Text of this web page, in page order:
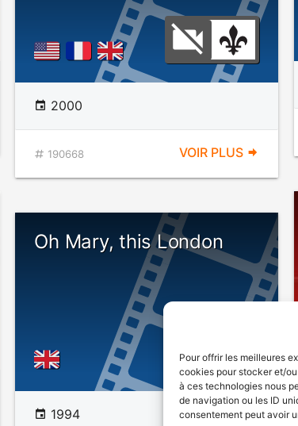
Pour offrir les meilleures
cookies pour stocker et/
à ces technologies nous
de navigation ou les ID
consentement peut avoir
2000
190668 VOIR PLUS
Oh Mary, this London
1994